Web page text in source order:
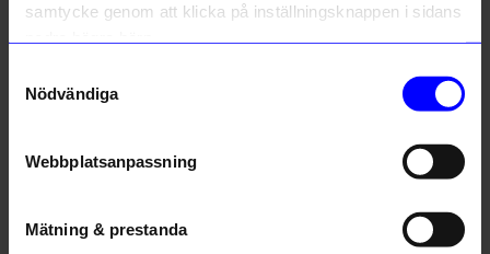
samtycke genom att klicka på inställningsknappen i sidans
Nödvändiga
Webbplatsanpassning
Mätning & prestanda
Kort 10x15 Ballonger
I lager
Ljusstake DT Kulan S Röd
Andra köpte även